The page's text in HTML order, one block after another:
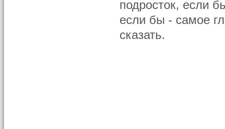
подросток, если
если бы - самое
сказать.